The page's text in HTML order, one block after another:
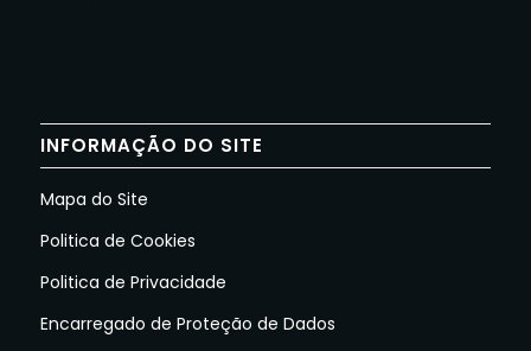
INFORMAÇÃO DO SITE
Mapa do Site
Politica de Cookies
Politica de Privacidade
Encarregado de Proteção de Dados